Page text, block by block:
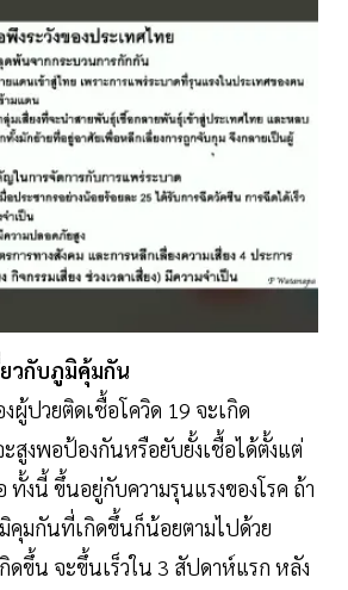
ยวกับภูมิคุ้มกัน
ผู้ปวยติดเชื้อโควิด 19 จะเกิด
สูงพอป้องกันหรือยับยั้งเชื้อได้ตั้งแต่
ทั้งนี้ ขึ้นอยู่กับความรุนแรงของโรค ถ้า
คุมกันที่เกิดขึ้นก็น้อยตามไปด้วย
ขึ้น จะขึ้นเร็วใน 3 สัปดาห์แรก หลัง